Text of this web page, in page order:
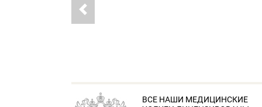
ВСЕ НАШИ МЕДИЦИНСКИЕ